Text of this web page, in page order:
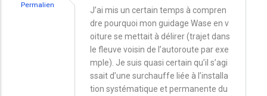
Permalien
J’ai mis un certain temps à compren
dre pourquoi mon guidage Wase en v
oiture se mettait à délirer (trajet dans
le fleuve voisin de l’autoroute par exe
mple). Je suis quasi certain qu’il s’agi
ssait d’une surchauffe liée à l’installa
tion systématique et permanente du